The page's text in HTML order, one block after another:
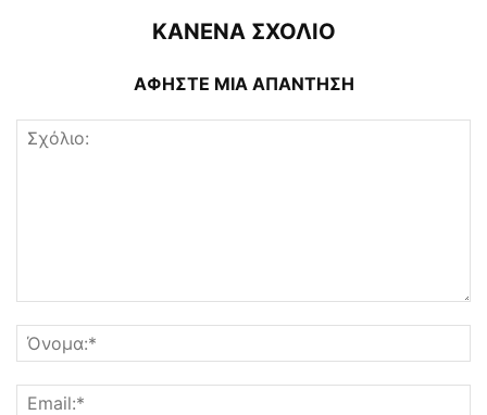
ΚΑΝΕΝΑ ΣΧΟΛΙΟ
ΑΦΗΣΤΕ ΜΙΑ ΑΠΑΝΤΗΣΗ